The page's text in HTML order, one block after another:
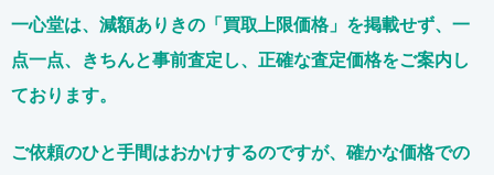
一心堂は、減額ありきの「買取上限価格」を掲載せず、 一
点一点、きちんと事前査定し、正確な査定価格をご案内し
ております。
ご依頼のひと手間はおかけするのですが、 確かな価格での